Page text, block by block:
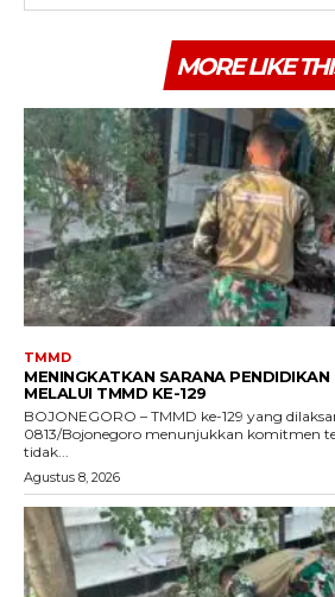
MORE LIKE
TMMD
MENINGKATKAN SARANA PENDIDIKAN
MELALUI TMMD KE-129
BOJONEGORO – TMMD ke-129 yang
0813/Bojonegoro menunjukkan komitmen
tidak...
Agustus 8, 2026